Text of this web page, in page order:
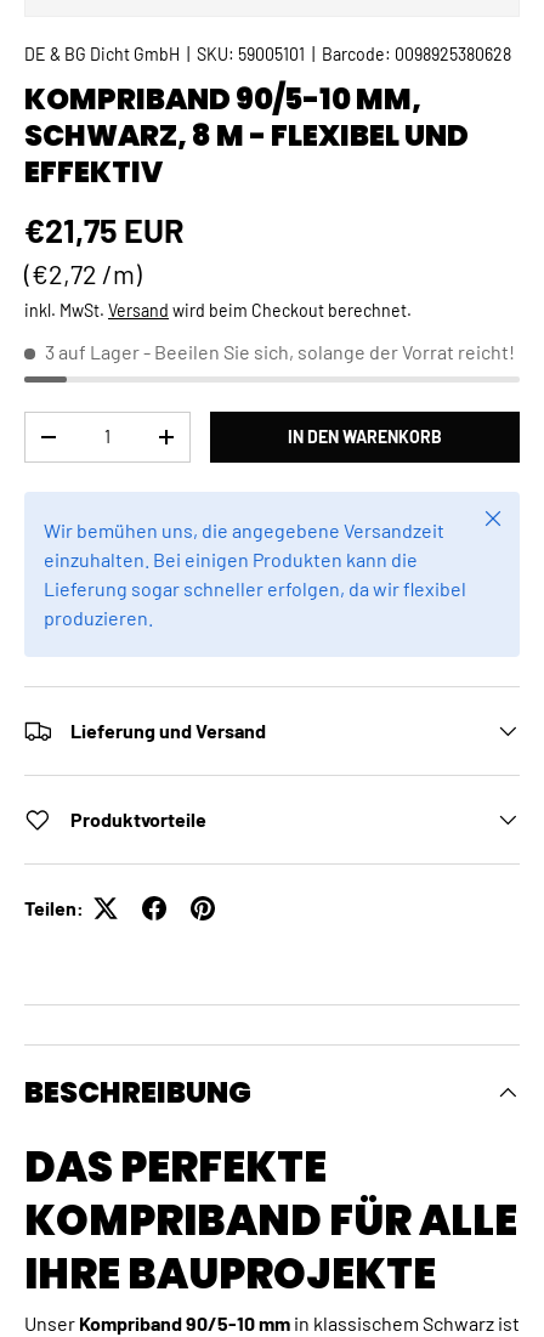
DE & BG Dicht GmbH SKU: 59005101 Barcode: 0098925380628
KOMPRIBAND 90/5-10 MM,
SCHWARZ, 8 M - FLEXIBEL UND
EFFEKTIV
Normaler Preis
€21,75 EUR
Grundpreis
€2,72 /m
inkl. MwSt. Versand wird beim Checkout berechnet.
3 auf Lager- Beeilen Sie sich, solange der Vorrat reicht!
MENGE VERRINGERNMENGE ERHÖHENIN DEN WARENKORB
Wir bemühen uns, die angegebene Versandzeit
einzuhalten. Bei einigen Produkten kann die
Lieferung sogar schneller erfolgen, da wir flexibel
produzieren.
Lieferung und Versand
Produktvorteile
Teilen:
BESCHREIBUNG
DAS PERFEKTE
KOMPRIBAND FÜR ALLE
IHRE BAUPROJEKTE
Unser Kompriband 90/5-10 mm in klassischem Schwarz ist